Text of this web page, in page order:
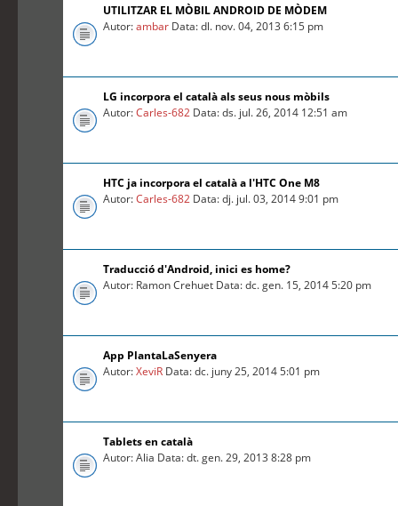
UTILITZAR EL MÒBIL ANDROID DE MÒDEM
Autor:ambar Data: dl. nov. 04, 2013 6:15 pm
LG incorpora el català als seus nous mòbils
Autor:Carles-682 Data: ds. jul. 26, 2014 12:51 am
HTC ja incorpora el català a l'HTC One M8
Autor:Carles-682 Data: dj. jul. 03, 2014 9:01 pm
Traducció d'Android, inici es home?
Autor: Ramon Crehuet Data: dc. gen. 15, 2014 5:20 pm
App PlantaLaSenyera
Autor:XeviR Data: dc. juny 25, 2014 5:01 pm
Tablets en català
Autor: Alia Data: dt. gen. 29, 2013 8:28 pm